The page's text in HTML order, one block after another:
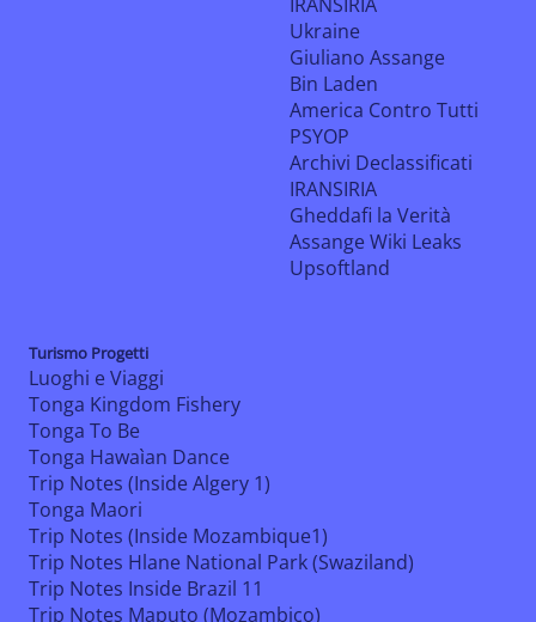
Ukraine
Giuliano Assange
Bin Laden
America Contro Tutti
PSYOP
Archivi Declassificati
IRANSIRIA
Gheddafi la Verità
Assange Wiki Leaks
Upsoftland
Turismo Progetti
Luoghi e Viaggi
Tonga Kingdom Fishery
Tonga To Be
Tonga Hawaìan Dance
Trip Notes (Inside Algery 1)
Tonga Maori
Trip Notes (Inside Mozambique1)
Trip Notes Hlane National Park (Swaziland)
Trip Notes Inside Brazil 11
Trip Notes Maputo (Mozambico)